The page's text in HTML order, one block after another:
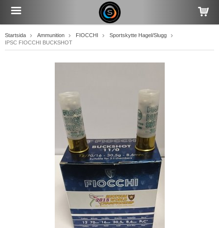
Startsida Ammunition FIOCCHI
Sportskytte Hagel/Slugg
IPSC FIOCCHI BUCKSHOT